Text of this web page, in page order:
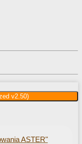
v2.50)
ASTER"